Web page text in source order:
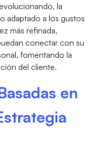
la
adaptado a los gustos
más refinada,
conectar con su
fomentando la
del cliente.
en